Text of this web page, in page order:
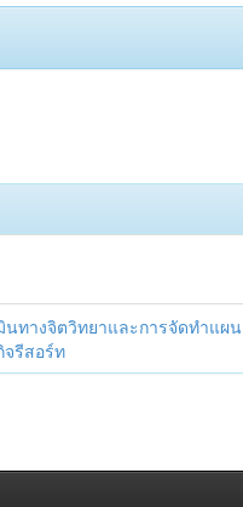
ทางจิตวิทยาและการจัดทำแผน
รีสอร์ท